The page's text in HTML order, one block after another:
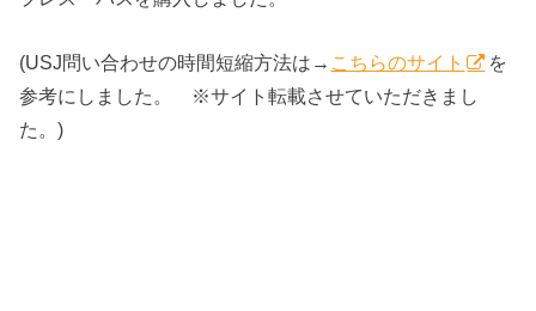
(USJ問い合わせの時間短縮方法は→ こちらのサイト
を
参考にしました。 ※サイト転載させていただきまし
た。)